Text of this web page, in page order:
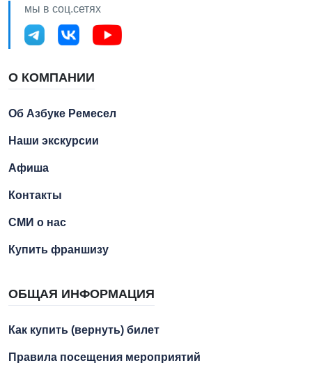
мы в соц.сетях
О КОМПАНИИ
Об Азбуке Ремесел
Наши экскурсии
Афиша
Контакты
СМИ о нас
Купить франшизу
ОБЩАЯ ИНФОРМАЦИЯ
Как купить (вернуть) билет
Правила посещения мероприятий